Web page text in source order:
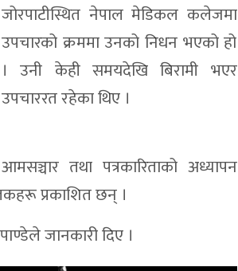
जोरपाटीस्थित नेपाल मेडिकल कलेजमा
उपचारको क्रममा उनको निधन भएको हो
। उनी केही समयदेखि बिरामी भएर
उपचाररत रहेका थिए ।
आमसञ्चार तथा पत्रकारिताको अध्यापन
प्रकाशित छन् ।
जानकारी दिए ।